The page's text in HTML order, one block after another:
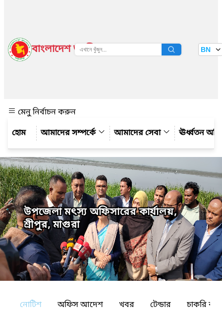
বাংলাদেশ জাতীয় তথ্য বাতায়ন BN
মেনু নির্বাচন করুন
আমাদের সম্পর্কে
আমাদের সেবা ঊর্ধ্বতন
উপজেলা মৎস্য অফিসারের কার্যালয়,
শ্রীপুর, মাগুরা
নোটিশ অফিস আদেশ খবর টেন্ডার চাকরি